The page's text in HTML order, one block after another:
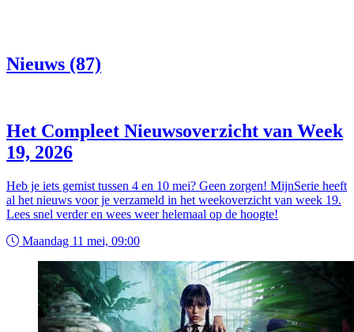
Nieuws (87)
Het Compleet Nieuwsoverzicht van Week
19, 2026
Heb je iets gemist tussen 4 en 10 mei? Geen zorgen! MijnSerie heeft
al het nieuws voor je verzameld in het weekoverzicht van week 19.
Lees snel verder en wees weer helemaal op de hoogte!
Maandag 11 mei, 09:00